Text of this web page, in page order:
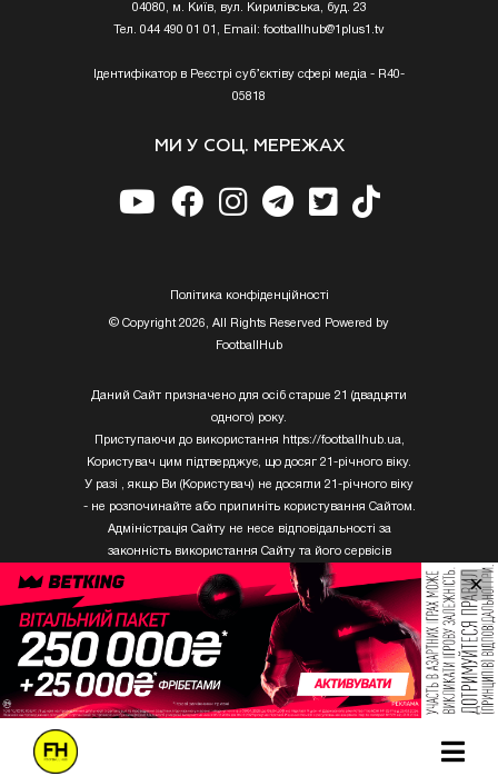
04080, м. Київ, вул. Кирилівська, буд. 23
Тел. 044 490 01 01, Email: footballhub@1plus1.tv
Ідентифікатор в Реєстрі суб’єктіву сфері медіа - R40-
05818
МИ У СОЦ. МЕРЕЖАХ
Полiтика конфiденцiйностi
© Copyright 2026, All Rights Reserved Powered by
FootballHub
Даний Сайт призначено для осіб старше 21 (двадцяти
одного) року.
Приступаючи до використання https://footballhub.ua,
Користувач цим підтверджує, що досяг 21-річного віку.
У разі , якщо Ви (Користувач) не досягли 21-річного віку
- не розпочинайте або припиніть користування Сайтом.
Адміністрація Сайту не несе відповідальності за
законність використання Сайту та його сервісів
Користувачем, який не досяг 21-річного віку.
Твори Getty Images, що розміщені на сайті, не можуть
бути використані третіми особами без письмового
дозволу ТОВ «ГЛОБАЛ ІМІДЖЕС ЮКРЕЙН.
×